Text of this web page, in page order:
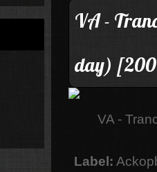
VA -
day)
VA -
Label: